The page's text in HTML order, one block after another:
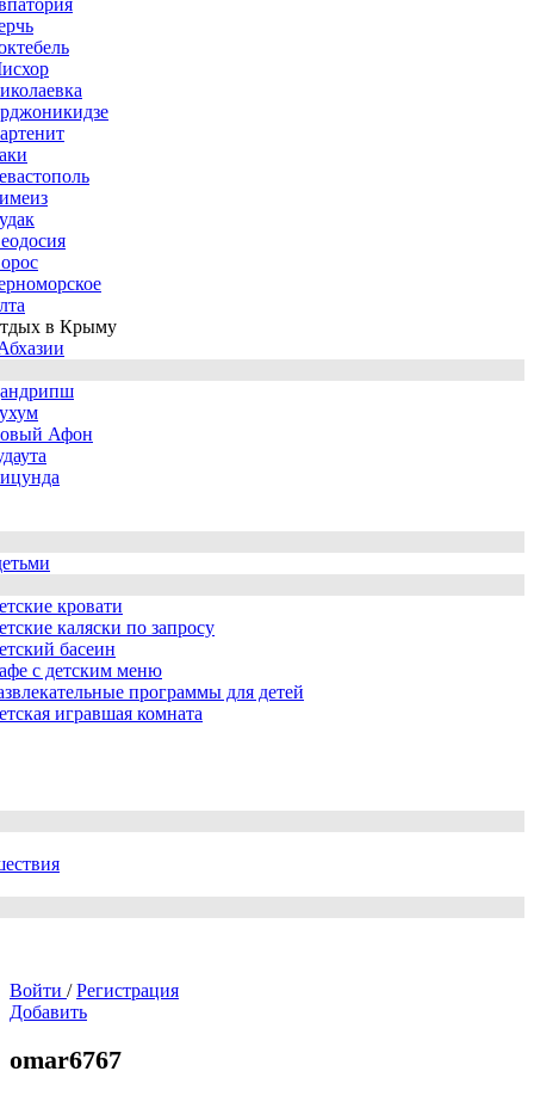
в Крыму
Афон
кровати
каляски по запросу
басеин
с детским меню
программы для детей
игравшая комната
Войти / Регистрация
Добавить
omar6767